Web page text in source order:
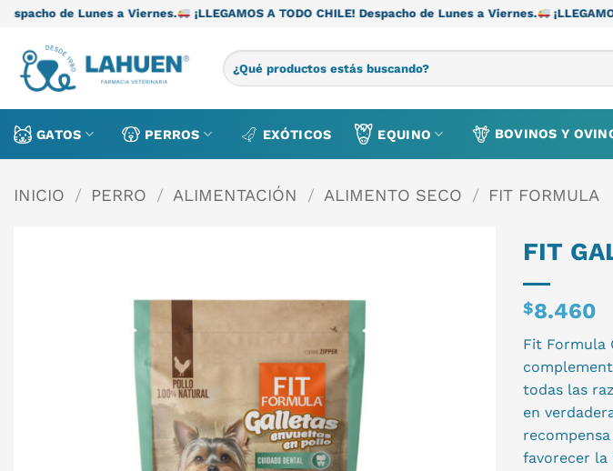
Saltar
contenido
a Viernes. ¡LLEGAMOS A TODO CHILE! Despacho de Lunes a Viernes. ¡LLEGAMOS A TODO
Buscar
por:
GATOS PERROS EXÓTICOS EQUINO BOVINOS Y
INICIO / PERRO / ALIMENTACIÓN / ALIMENTO SECO / FIT FORMULA
FIT
$8.460
Fit Formula
todas las
en
favorecer la